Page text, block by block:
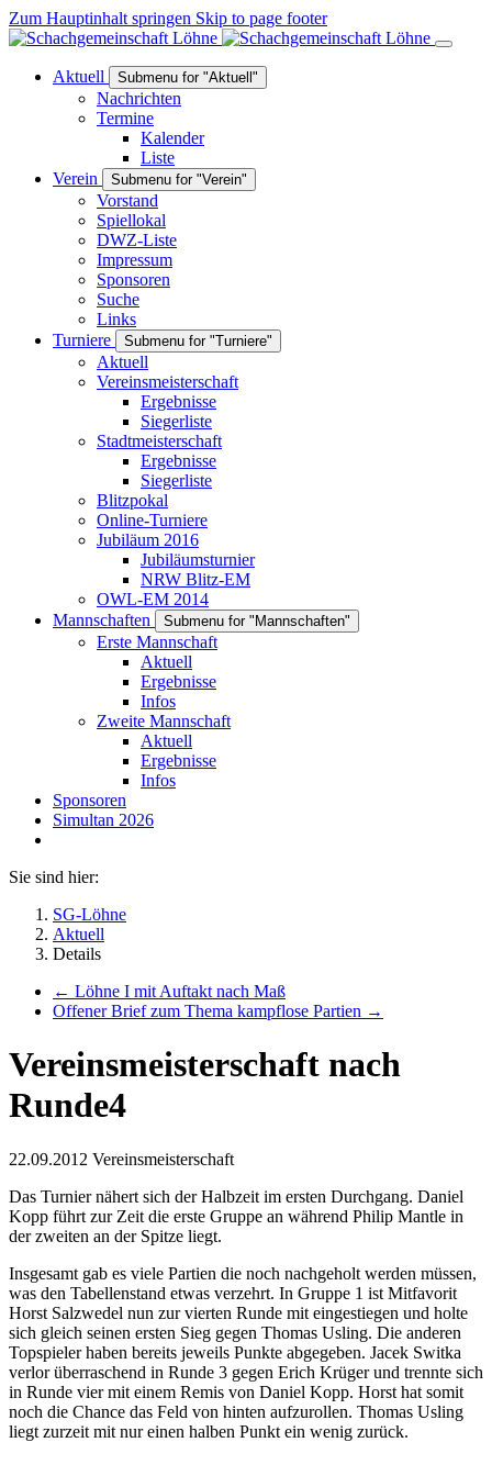
Zum Hauptinhalt springen Skip to page footer
Aktuell Submenu for "Aktuell"
Nachrichten
Termine
Kalender
Liste
Verein
Submenu for "Verein"
Vorstand
Spiellokal
DWZ-Liste
Impressum
Sponsoren
Suche
Links
Turniere
Submenu for "Turniere"
Aktuell
Vereinsmeisterschaft
Ergebnisse
Siegerliste
Stadtmeisterschaft
Ergebnisse
Siegerliste
Blitzpokal
Online-Turniere
Jubiläum 2016
Jubiläumsturnier
NRW Blitz-EM
OWL-EM 2014
Mannschaften
Submenu for "Mannschaften"
Erste Mannschaft
Aktuell
Ergebnisse
Infos
Zweite Mannschaft
Aktuell
Ergebnisse
Infos
Sponsoren
Simultan 2026
Sie sind hier:
SG-Löhne
Aktuell
Details
← Löhne I mit Auftakt nach Maß
Offener Brief zum Thema kampflose Partien →
Vereinsmeisterschaft nach
Runde4
22.09.2012 Vereinsmeisterschaft
Das Turnier nähert sich der Halbzeit im ersten Durchgang. Daniel
Kopp führt zur Zeit die erste Gruppe an während Philip Mantle in
der zweiten an der Spitze liegt.
Insgesamt gab es viele Partien die noch nachgeholt werden müssen,
was den Tabellenstand etwas verzehrt. In Gruppe 1 ist Mitfavorit
Horst Salzwedel nun zur vierten Runde mit eingestiegen und holte
sich gleich seinen ersten Sieg gegen Thomas Usling. Die anderen
Topspieler haben bereits jeweils Punkte abgegeben. Jacek Switka
verlor überraschend in Runde 3 gegen Erich Krüger und trennte sich
in Runde vier mit einem Remis von Daniel Kopp. Horst hat somit
noch die Chance das Feld von hinten aufzurollen. Thomas Usling
liegt zurzeit mit nur einen halben Punkt ein wenig zurück.